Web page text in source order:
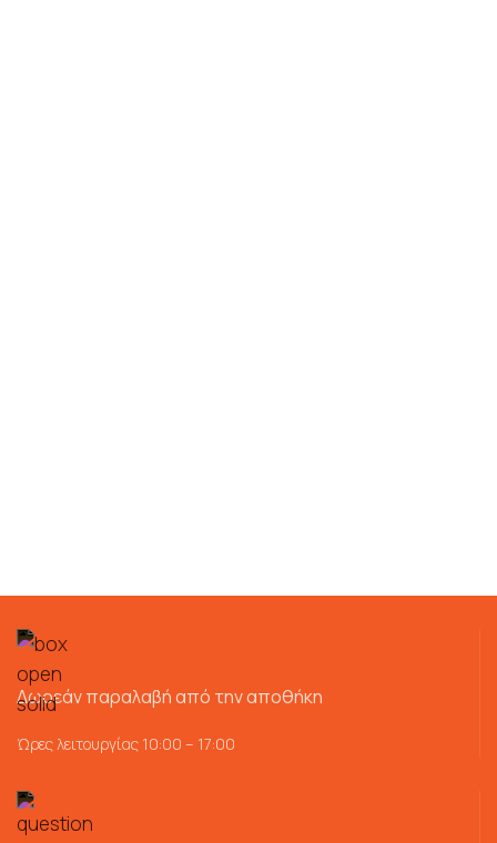
Δωρεάν παραλαβή από την αποθήκη
Ώρες λειτουργίας 10:00 – 17:00